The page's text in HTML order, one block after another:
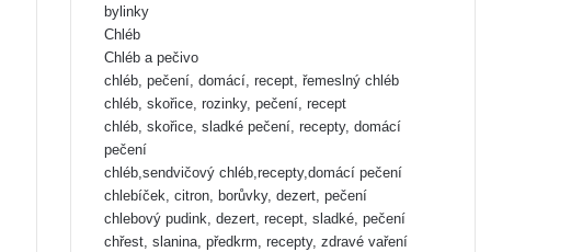
bylinky
Chléb
Chléb a pečivo
chléb, pečení, domácí, recept, řemeslný chléb
chléb, skořice, rozinky, pečení, recept
chléb, skořice, sladké pečení, recepty, domácí
pečení
chléb,sendvičový chléb,recepty,domácí pečení
chlebíček, citron, borůvky, dezert, pečení
chlebový pudink, dezert, recept, sladké, pečení
chřest, slanina, předkrm, recepty, zdravé vaření